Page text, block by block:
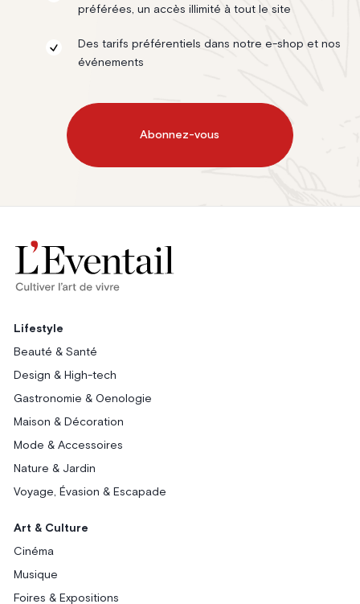
préférées, un accès illimité à tout le site
Des tarifs préférentiels dans notre e-shop et nos
événements
Abonnez-vous
Lifestyle
Beauté & Santé
Design & High-tech
Gastronomie & Oenologie
Maison & Décoration
Mode & Accessoires
Nature & Jardin
Voyage, Évasion & Escapade
Art & Culture
Cinéma
Musique
Foires & Expositions